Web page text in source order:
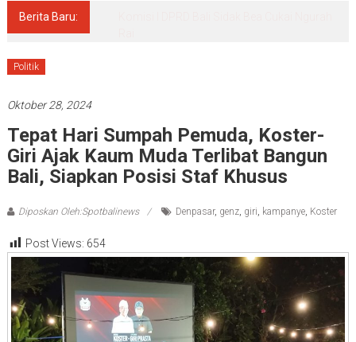
Berita Baru:
Politik
Oktober 28, 2024
Tepat Hari Sumpah Pemuda, Koster-
Giri Ajak Kaum Muda Terlibat Bangun
Bali, Siapkan Posisi Staf Khusus
Diposkan Oleh:Spotbalinews Denpasar, genz, giri, kampanye, Koster
Post Views: 654